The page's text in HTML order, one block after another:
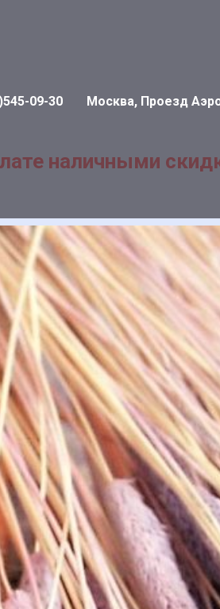
09-30
Москва, Проезд
наличными